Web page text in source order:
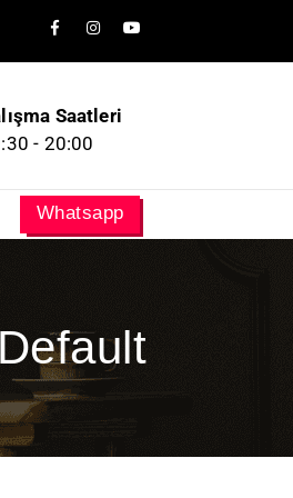
Saatleri
- 20:00
Whatsapp